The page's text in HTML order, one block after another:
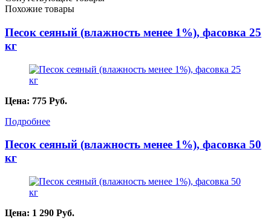
Похожие товары
Песок сеяный (влажность менее 1%), фасовка 25
кг
Цена: 775 Руб.
Подробнее
Песок сеяный (влажность менее 1%), фасовка 50
кг
Цена: 1 290 Руб.